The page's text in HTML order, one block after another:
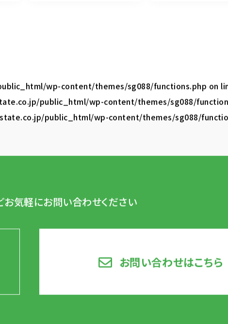
wp-content/themes/sg088/functions.php on
public_html/wp-content/themes/sg088/
public_html/wp-content/themes/sg088/
お気軽にお問い合わせください
お問い合わせはこちら